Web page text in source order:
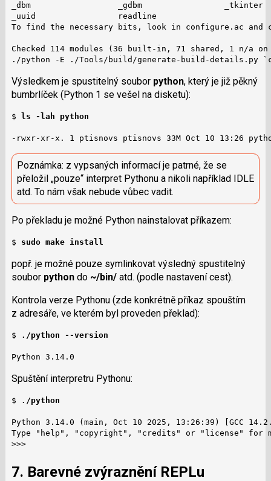
_dbm                  _gdbm                 _tkinter
_uuid                 readline
To find the necessary bits, look in configure.ac and
Checked 114 modules (36 built-in, 71 shared, 1 n/a
./python -E ./Tools/build/generate-build-
Výsledkem je spustitelný soubor python, který je již pěkný
bumbrlíček (Python 1 se vešel na disketu):
$ ls -lah python
-rwxr-xr-x. 1 ptisnovs ptisnovs 33M Oct 10 13:26
Poznámka: z vypsaných informací je patrné, že se
přeložil „pouze“ interpret Pythonu a nikoli například IDLE
atd. To nám však nebude vůbec vadit.
Po překladu je možné Python nainstalovat příkazem:
$ sudo make install
popř. je možné pouze symlinkovat výsledný spustitelný
soubor pythondo ~/bin/atd. (podle nastavení cest).
Kontrola verze Pythonu (zde konkrétně příkaz spouštím
z adresáře, ve kterém byl proveden překlad):
$ ./python --version
Python 3.14.0
Spuštění interpretru Pythonu:
$ ./python
Python 3.14.0 (main, Oct 10 2025, 13:26:39) [GCC
Type "help", "copyright", "credits" or "license" for
>>>
7. Barevné zvýraznění REPLu